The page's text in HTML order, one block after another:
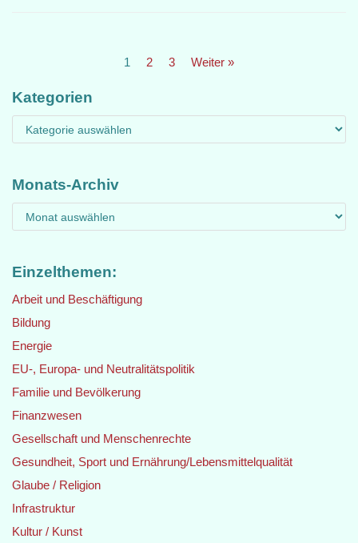
1 2 3 Weiter »
Kategorien
Monats-Archiv
Einzelthemen:
Arbeit und Beschäftigung
Bildung
Energie
EU-, Europa- und Neutralitätspolitik
Familie und Bevölkerung
Finanzwesen
Gesellschaft und Menschenrechte
Gesundheit, Sport und Ernährung/Lebensmittelqualität
Glaube / Religion
Infrastruktur
Kultur / Kunst